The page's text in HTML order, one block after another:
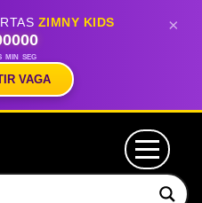
ZIMNY KIDS
00
MIN
00
SEG
VAGA
×